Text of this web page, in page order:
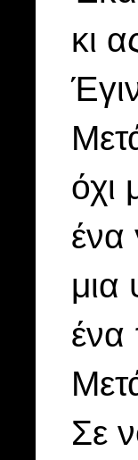
κι
όχι
ένα
μια
ένα
Σε